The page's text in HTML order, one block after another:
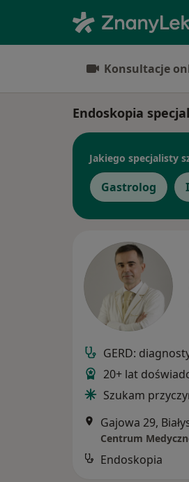
Konsultacje
Endoskopia
Jakiego specjalisty
Gastrolog
GERD:
20+ lat
Szukam
Gajowa 29,
Centrum
Endoskopia